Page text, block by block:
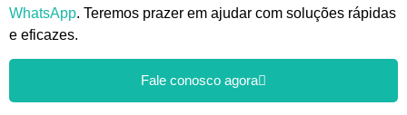
WhatsApp. Teremos prazer em ajudar com soluções rápidas
e eficazes.
Fale conosco agora